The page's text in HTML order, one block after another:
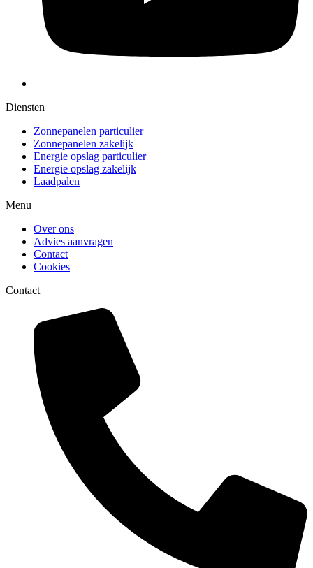
Diensten
Zonnepanelen particulier
Zonnepanelen zakelijk
Energie opslag particulier
Energie opslag zakelijk
Laadpalen
Menu
Over ons
Advies aanvragen
Contact
Cookies
Contact